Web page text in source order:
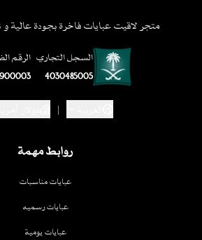
روابط مهمة
عبايات مناسبات
عبايات رسميه
عبايات يومية
متجر لاقيت عبايات فاخرة بجودة عالية
السجل التجاري
4030485005
الرقم
|